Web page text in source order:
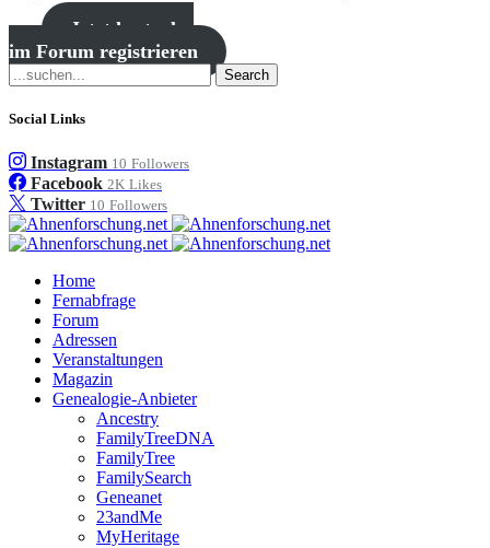
Jetzt kostenlos
im Forum registrieren
Search
Social Links
Instagram 10 Followers
Facebook 2K Likes
Twitter 10 Followers
Home
Fernabfrage
Forum
Adressen
Veranstaltungen
Magazin
Genealogie-Anbieter
Ancestry
FamilyTreeDNA
FamilyTree
FamilySearch
Geneanet
23andMe
MyHeritage